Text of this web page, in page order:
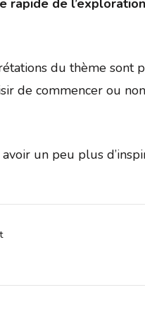
du thème sont
de commencer ou
un peu plus